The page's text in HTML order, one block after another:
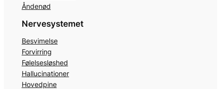
Åndenød
Nervesystemet
Besvimelse
Forvirring
Følelsesløshed
Hallucinationer
Hovedpine